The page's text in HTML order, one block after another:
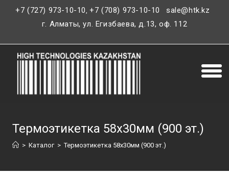
+7 (727) 973-10-10,+7 (708) 973-10-10
sale@htk.kz
г. Алматы, ул. Егизбаева, д.13, оф. 112
Термоэтикетка 58х30мм (900 эт.)
> Каталог > Термоэтикетка 58х30мм (900 эт.)